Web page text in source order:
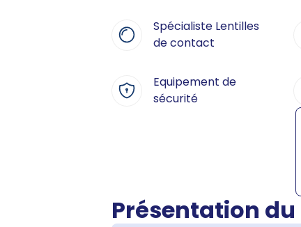
Spécialiste Lentilles
de contact
Equipement de
sécurité
Présentation